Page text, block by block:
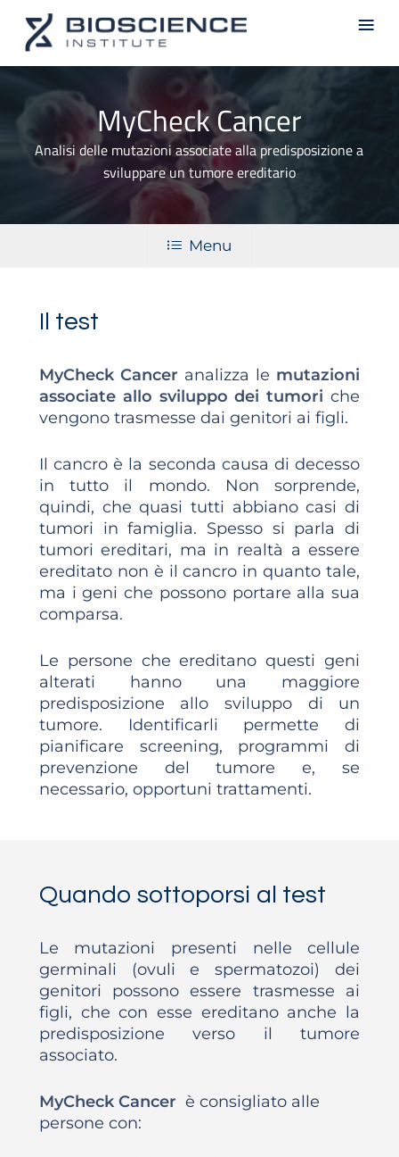
main
MyCheck Cancer
Analisi delle mutazioni associate alla predisposizione a
sviluppare un tumore ereditario
Menu
Il test
MyCheck Cancer analizza le mutazioni
associate allo sviluppo dei tumori che
vengono trasmesse dai genitori ai figli.
Il cancro è la seconda causa di decesso
in tutto il mondo. Non sorprende,
quindi, che quasi tutti abbiano casi di
tumori in famiglia. Spesso si parla di
tumori ereditari, ma in realtà a essere
ereditato non è il cancro in quanto tale,
ma i geni che possono portare alla sua
comparsa.
Le persone che ereditano questi geni
alterati hanno una maggiore
predisposizione allo sviluppo di un
tumore. Identificarli permette di
pianificare screening, programmi di
prevenzione del tumore e, se
necessario, opportuni trattamenti.
Quando sottoporsi al test
Le mutazioni presenti nelle cellule
germinali (ovuli e spermatozoi) dei
genitori possono essere trasmesse ai
figli, che con esse ereditano anche la
predisposizione verso il tumore
associato.
MyCheck Cancer è consigliato alle
persone con: